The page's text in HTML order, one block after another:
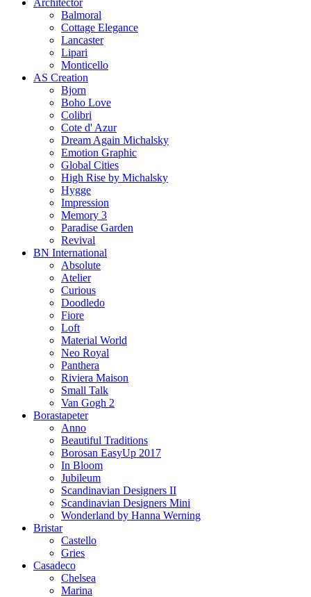
Architector
Balmoral
Cottage Elegance
Lancaster
Lipari
Monticello
AS Creation
Bjorn
Boho Love
Colibri
Cote d' Azur
Dream Again Michalsky
Emotion Graphic
Global Cities
High Rise by Michalsky
Hygge
Impression
Memory 3
Paradise Garden
Revival
BN International
Absolute
Atelier
Curious
Doodledo
Fiore
Loft
Material World
Neo Royal
Panthera
Riviera Maison
Small Talk
Van Gogh 2
Borastapeter
Anno
Beautiful Traditions
Borosan EasyUp 2017
In Bloom
Jubileum
Scandinavian Designers II
Scandinavian Designers Mini
Wonderland by Hanna Werning
Bristar
Castello
Gries
Casadeco
Chelsea
Marina